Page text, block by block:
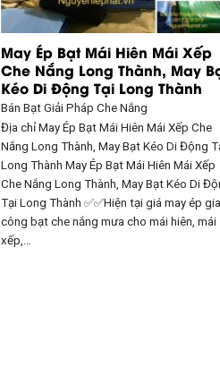
May Ép Bạt Mái Hiên Mái Xếp
Che Nắng Long Thành, May
Kéo Di Động Tại Long Thành
Bán Bạt Giải Pháp Che Nắng
Địa chỉ May Ép Bạt Mái Hiên Mái Xếp Che
Nắng Long Thành, May Bạt Kéo Di Động
Long Thành May Ép Bạt Mái Hiên Mái Xếp
Che Nắng Long Thành, May Bạt Kéo Di
Tại Long Thành ✅✅Hiện tại giá may ép gia
công bạt che nắng mưa cho mái hiên, mái
xếp,…